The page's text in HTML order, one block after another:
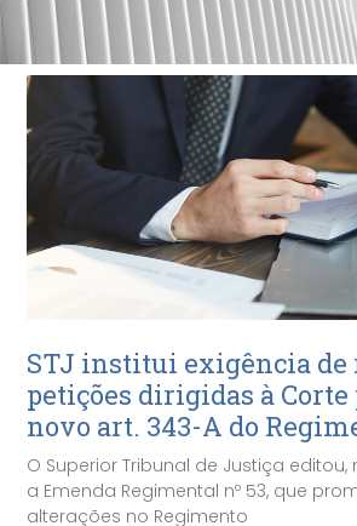
STJ institui exigência de
petições dirigidas à Corte
novo art. 343-A do
O Superior Tribunal de Justiça editou,
a Emenda Regimental nº 53, que
alterações no Regimento